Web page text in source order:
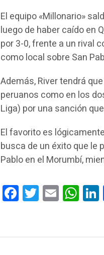
El equipo «Millonario»
luego de haber caído en
por 3-0, frente a un rival
como local sobre San
Además, River tendrá
peruanos como en los
Liga) por una sanción
El favorito es
busca de un éxito que le
Pablo en el Morumbí,
FacebookTwitterEmail